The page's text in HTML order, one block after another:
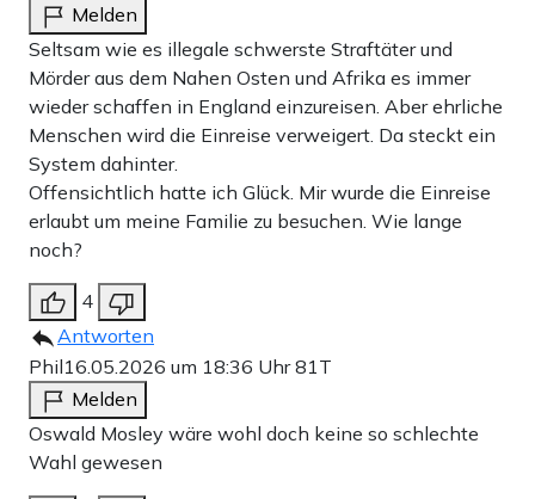
Melden
Seltsam wie es illegale schwerste Straftäter und
Mörder aus dem Nahen Osten und Afrika es immer
wieder schaffen in England einzureisen. Aber ehrliche
Menschen wird die Einreise verweigert. Da steckt ein
System dahinter.
Offensichtlich hatte ich Glück. Mir wurde die Einreise
erlaubt um meine Familie zu besuchen. Wie lange
noch?
4
Antworten
Phil16.05.2026 um 18:36 Uhr81T
Melden
Oswald Mosley wäre wohl doch keine so schlechte
Wahl gewesen